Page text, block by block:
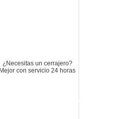
¿Necesitas un cerrajero?
Mejor con servicio 24 horas